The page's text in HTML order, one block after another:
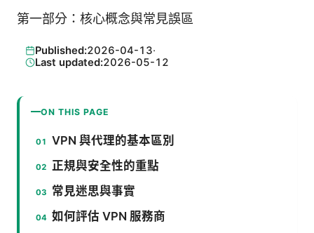
第一部分：核心概念與常見誤區
Published:2026-04-13·
Last updated:2026-05-12
ON THIS PAGE
VPN 與代理的基本區別
正規與安全性的重點
常見迷思與事實
如何評估 VPN 服務商